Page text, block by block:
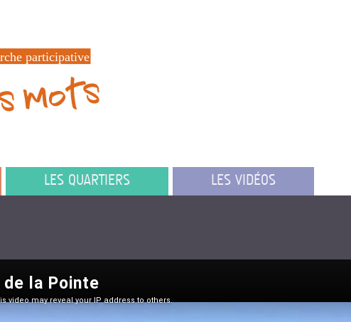
LES QUARTIERS LES VIDÉOS